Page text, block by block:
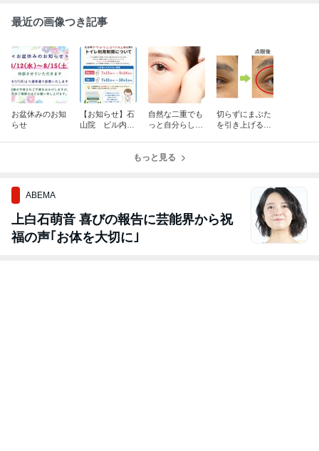
最近の画像つき記事
お盆休みのお知
らせ
【お知らせ】石
山院 ビル内ト
自然な二重でも
っと自分らし
切らずにまぶた
を引き上げる新
もっと見る
ABEMA
上白石萌音 喜びの報告に芸能界から祝
福の声｢お体を大切に｣